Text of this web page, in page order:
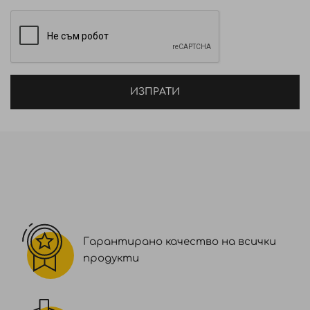
- Действа реструктуриращо на база високия
процент протеини и основни аминокиселини
- Eфективно блокира действието на свободните
- Органично масло от жожоба: повишава блясъка,
дарява с мекота кожата и косата.
- Без парабени, силикони, изкуствени оцветители
ИЗПРАТИ
Гарантирано качество на всички
продукти